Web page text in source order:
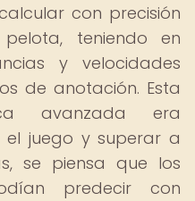
con precisión
teniendo en
y velocidades
de anotación. Esta
avanzada era
juego y superar a
se piensa que los
predecir con